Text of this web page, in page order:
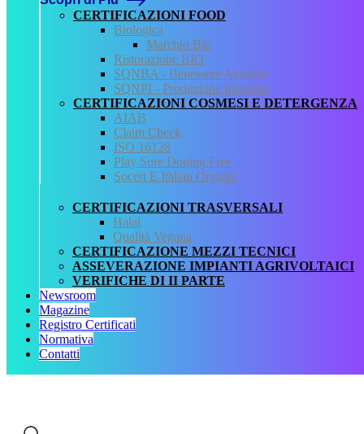
CERTIFICAZIONI FOOD
Biologica
Marchio Bio
Ristorazione BIO
SQNBA - Benessere Animale
SQNPI - Produzione Integrata
CERTIFICAZIONI COSMESI E DETERGENZA
AIAB
Claim Check
ISO 16128
Play Sure Doping Free
Socert E Italian Organic
CERTIFICAZIONI TRASVERSALI
Halal
Qualità Vegana
CERTIFICAZIONE MEZZI TECNICI
ASSEVERAZIONE IMPIANTI AGRIVOLTAICI
VERIFICHE DI II PARTE
Newsroom
Magazine
Registro Certificati
Normativa
Contatti
Precedente
SERVIZI
REGISTRO CERTIFICATI
NORMATIVA
AREA DOWNLOAD
POLITICA QHSE
FAQ – DOMANDE FREQUENTI
BIOLOGICA
HALAL
ISO 16128
MEZZI TECNICI
QUALITÀ VEGANA
RISTORAZIONE BIO
SQNPI
QCertificazioni S.r.l. a socio unico
tel. +39 0577 327234 - fax +39 0577 329907 -